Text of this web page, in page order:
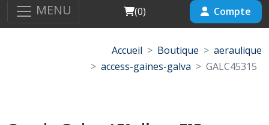
MENU Cart
(0) Compte
Accueil Boutique
aeraulique
access-gaines-galva
GALC45315